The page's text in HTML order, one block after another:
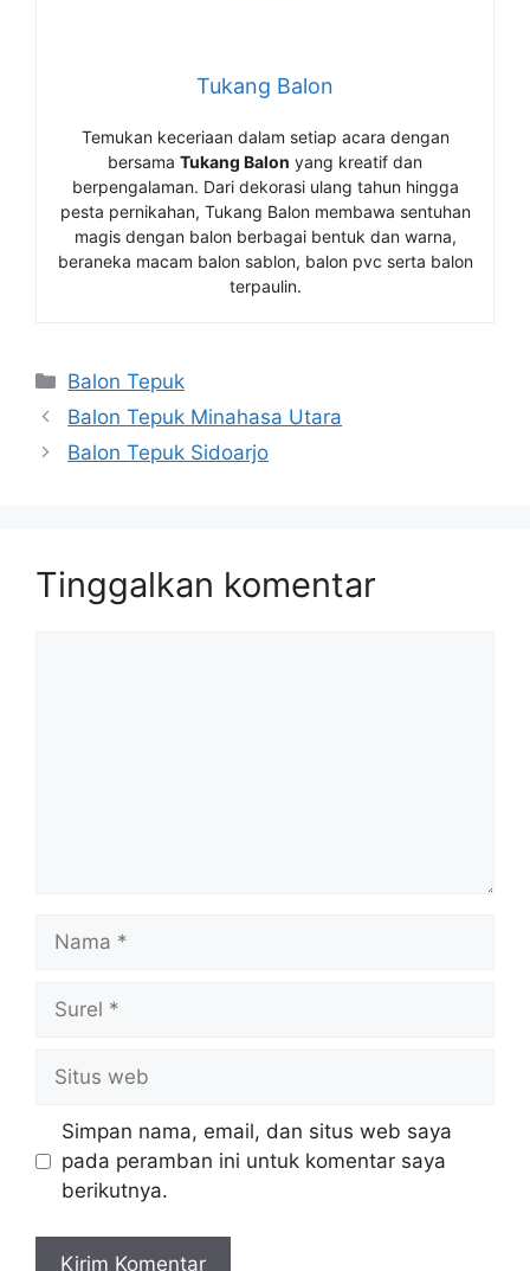
Tukang Balon
Temukan keceriaan dalam setiap acara dengan
bersama Tukang Balon yang kreatif dan
berpengalaman. Dari dekorasi ulang tahun hingga
pesta pernikahan, Tukang Balon membawa sentuhan
magis dengan balon berbagai bentuk dan warna,
beraneka macam balon sablon, balon pvc serta balon
terpaulin.
Kategori
Balon Tepuk
Balon Tepuk Minahasa Utara
Balon Tepuk Sidoarjo
Tinggalkan komentar
Nama
Surel
Situs
web
Simpan nama, email, dan situs web saya
pada peramban ini untuk komentar saya
berikutnya.